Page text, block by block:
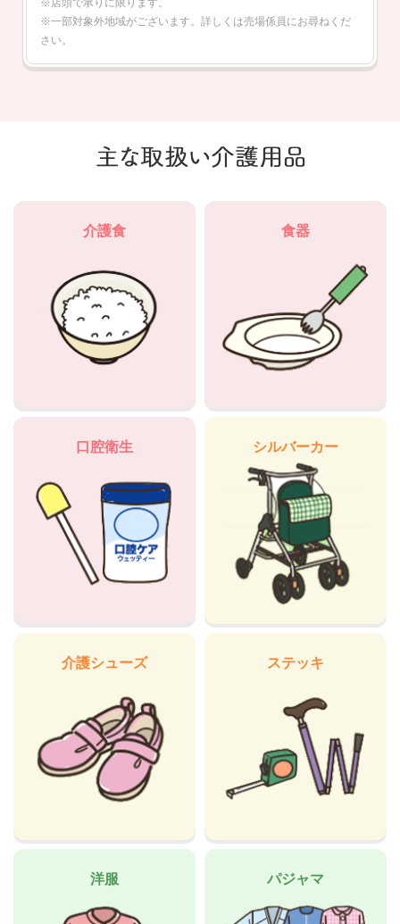
※店頭で承りに限ります。
※一部対象外地域がございます。詳しくは売場係員にお尋ねくだ
さい。
介護食 食器
口腔衛生 シルバーカー
介護シューズ ステッキ
洋服 パジャマ